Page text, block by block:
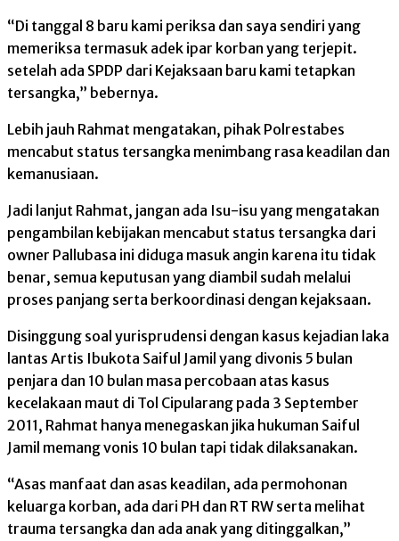
“Di tanggal 8 baru kami periksa dan saya sendiri yang
memeriksa termasuk adek ipar korban yang terjepit.
setelah ada SPDP dari Kejaksaan baru kami tetapkan
tersangka,” bebernya.
Lebih jauh Rahmat mengatakan, pihak Polrestabes
mencabut status tersangka menimbang rasa keadilan dan
kemanusiaan.
Jadi lanjut Rahmat, jangan ada Isu-isu yang mengatakan
pengambilan kebijakan mencabut status tersangka dari
owner Pallubasa ini diduga masuk angin karena itu tidak
benar, semua keputusan yang diambil sudah melalui
proses panjang serta berkoordinasi dengan kejaksaan.
Disinggung soal yurisprudensi dengan kasus kejadian laka
lantas Artis Ibukota Saiful Jamil yang divonis 5 bulan
penjara dan 10 bulan masa percobaan atas kasus
kecelakaan maut di Tol Cipularang pada 3 September
2011, Rahmat hanya menegaskan jika hukuman Saiful
Jamil memang vonis 10 bulan tapi tidak dilaksanakan.
“Asas manfaat dan asas keadilan, ada permohonan
keluarga korban, ada dari PH dan RT RW serta melihat
trauma tersangka dan ada anak yang ditinggalkan,”